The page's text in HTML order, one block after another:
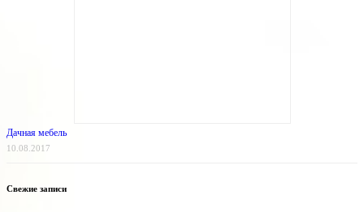
Дачная мебель
10.08.2017
Свежие записи